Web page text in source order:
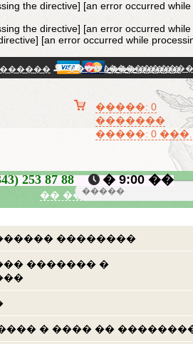
the directive] [an error occurred
the directive] [an error occurred
[an error occurred while
�������� �����
���� /
�����: 0
�������
�����: 0 ���.
253 87 88
� 9:00 ��
�� �������
��������
������� �
� ���� ��